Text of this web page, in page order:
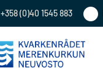
+358 (0)40 1545 883